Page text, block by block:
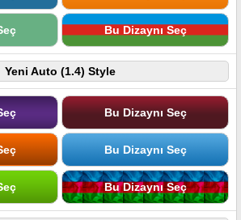
Bu Dizaynı Seç
Yeni Auto (1.4) Style
Bu Dizaynı Seç
Bu Dizaynı Seç
Bu Dizaynı Seç